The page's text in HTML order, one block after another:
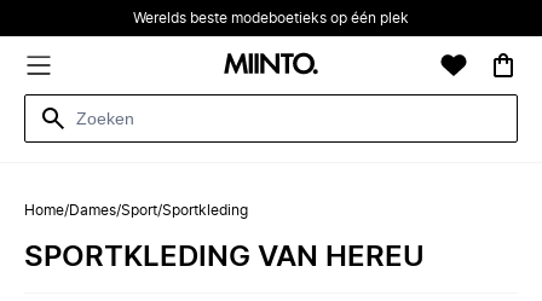
Werelds beste modeboetieks op één plek
Home/Dames/Sport/Sportkleding
SPORTKLEDING VAN HEREU